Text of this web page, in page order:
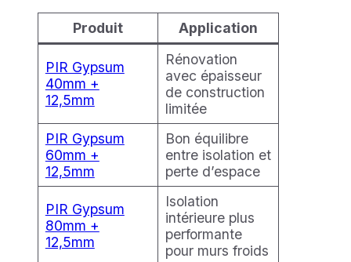
Produit Application
PIR Gypsum
40mm +
12,5mm
Rénovation
avec épaisseur
de construction
limitée
PIR Gypsum
60mm +
12,5mm
Bon équilibre
entre isolation et
perte d’espace
PIR Gypsum
80mm +
12,5mm
Isolation
intérieure plus
performante
pour murs froids